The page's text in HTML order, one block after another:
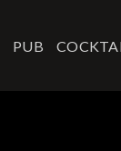
PUB